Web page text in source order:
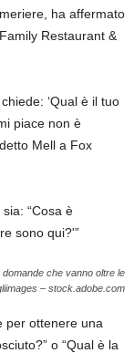
ha affermato
Restaurant &
‘Qual è il tuo
piace non è
Mell a Fox
“Cosa è
sono qui?'”
che vanno oltre le
– stock.adobe.com
per ottenere una
o “Qual è la